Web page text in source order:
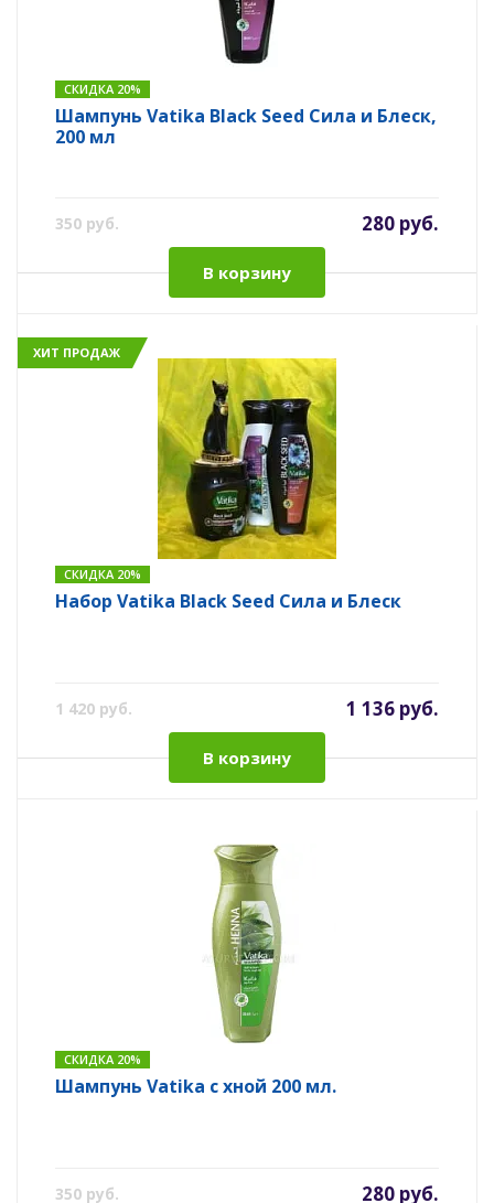
СКИДКА 20%
Шампунь Vatika Black Seed Сила и Блеск,
200 мл
350 руб. 280 руб.
В корзину
ХИТ ПРОДАЖ
СКИДКА 20%
Набор Vatika Black Seed Сила и Блеск
1 420 руб. 1 136 руб.
В корзину
СКИДКА 20%
Шампунь Vatika с хной 200 мл.
350 руб. 280 руб.